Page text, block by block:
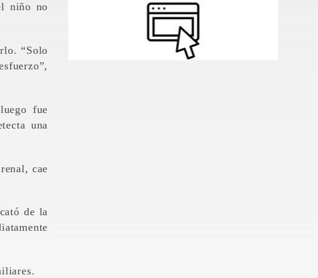
niño no
“Solo
fue
una
cae
de la